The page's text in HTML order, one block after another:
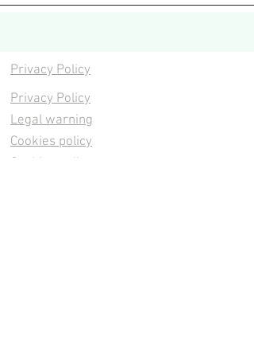
Privacy Policy
Privacy Policy
Legal warning
Cookies policy
Cookies policy